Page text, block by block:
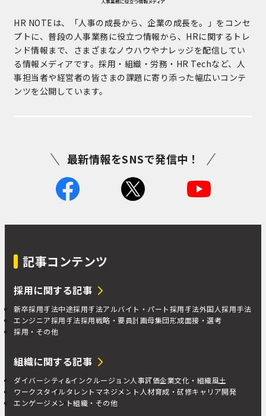
HR NOTEは、「人事の成長から、企業の成長を。」をコンセ
プトに、普段の人事業務に役立つ情報から、HRに関するトレ
ンド情報まで、さまざまなノウハウやナレッジを配信してい
る情報メディアです。採用・組織・労務・HR Techなど、人
事担当者や経営者の皆さまの課題に寄り添った幅広いコンテ
ンツを公開しています。
最新情報をSNSで発信中！
記事コンテンツ
採用に関する記事
新卒採用手法中途採用手法アルバイト・パート採用手法外国人採用手法
エンジニア採用手法採用戦略・要員計画母集団形成面接・選考
採用・その他
組織に関する記事
ダイバーシティ&インクルージョン人事評価企業文化・組織風土
ワークスタイルタレントマネジメント 人材育成・研修キャリア開発
エンゲージメント組織・その他